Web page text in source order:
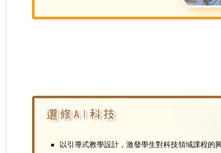
● 以引導式教學設計，激發學生對科技領域課程的